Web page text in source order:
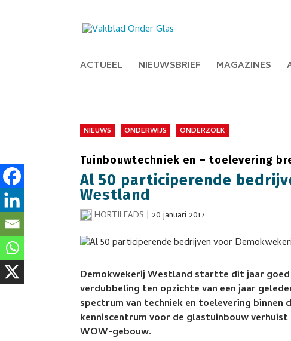
ACTUEEL NIEUWSBRIEF MAGAZINES
NIEUWS ONDERWIJS ONDERZOEK
Tuinbouwtechniek en – toelevering
Al 50 participerende
Westland
HORTILEADS |20 januari 2017
Demokwekerij Westland startte dit jaar
verdubbeling ten opzichte van een jaar
spectrum van techniek en toelevering
kenniscentrum voor de glastuinbouw
WOW-gebouw.